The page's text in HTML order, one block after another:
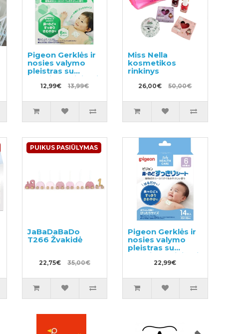
Pigeon Gerklės ir
nosies valymo
pleistras su
eukaliptų aliejumi,
skirtas vaikams
vnt
12,99€ 13,99€
Miss Nella
kosmetikos
rinkinys
26,00€ 50,00€
PUIKUS PASIŪLYMAS
JaBaDaBaDo
T266 Žvakidė
22,75€ 35,00€
Pigeon Gerklės ir
nosies valymo
pleistras su
eukaliptų aliejumi,
skirtas vaikams
vnt
22,99€